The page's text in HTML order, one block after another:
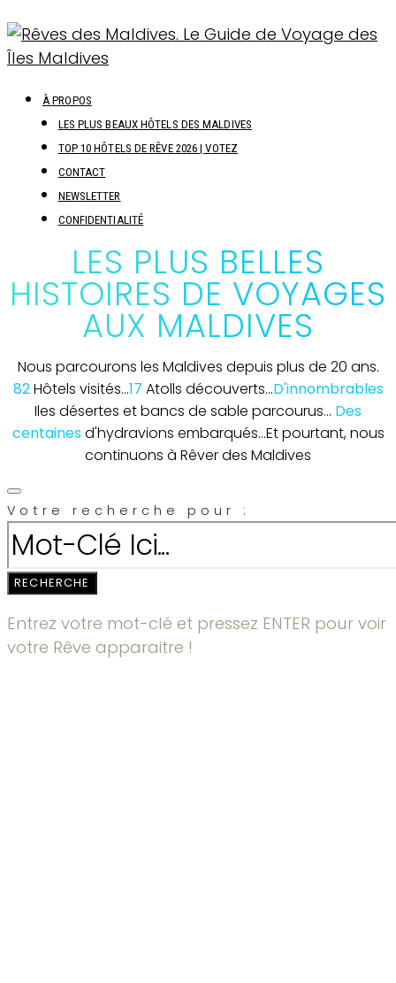
À PROPOS
LES PLUS BEAUX HÔTELS DES MALDIVES
TOP 10 HÔTELS DE RÊVE 2026 | VOTEZ
CONTACT
NEWSLETTER
CONFIDENTIALITÉ
LES PLUS BELLES
HISTOIRES DE VOYAGES
AUX MALDIVES
Nous parcourons les Maldives depuis plus de 20 ans.
82Hôtels visités...17 Atolls découverts...D'innombrables
Iles désertes et bancs de sable parcourus... Des
centainesd'hydravions embarqués...Et pourtant, nous
continuons à Rêver des Maldives
Votre recherche pour :
RECHERCHE
Entrez votre mot-clé et pressez ENTER pour voir
votre Rêve apparaitre !